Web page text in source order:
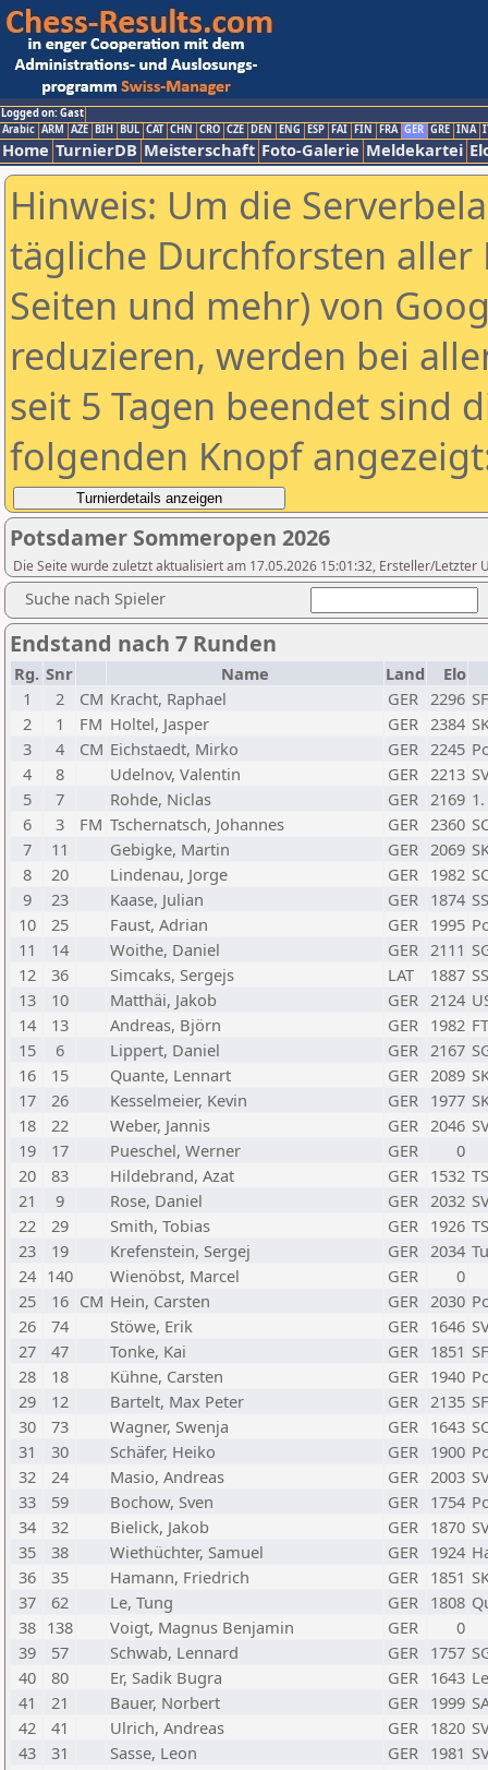
Logged on: Gast
Arabic ARM AZE BIH BUL CAT CHN CRO CZE DEN ENG ESP FAI FIN FRA GER GRE INA
Home TurnierDB Meisterschaft Foto-Galerie Meldekartei
Hinweis: Um die
tägliche Durchforsten aller
Seiten und mehr) von
reduzieren, werden bei
seit 5 Tagen beendet sind
folgenden Knopf
Potsdamer Sommeropen 2026
Die Seite wurde zuletzt aktualisiert am 17.05.2026 15:01:32, Ersteller/Letzter
Suche nach Spieler
Endstand nach 7 Runden
Rg. Snr Name Land
Elo
1
2 CM Kracht, Raphael GER 2296
2
1 FM Holtel, Jasper GER 2384
3
4 CM Eichstaedt, Mirko GER 2245
4
8 Udelnov, Valentin GER 2213
5
7 Rohde, Niclas GER 2169
6
3 FM Tschernatsch, Johannes GER 2360
7
11 Gebigke, Martin GER 2069
8
20 Lindenau, Jorge GER 1982
9
23 Kaase, Julian GER 1874
10
25 Faust, Adrian GER 1995
11
14 Woithe, Daniel GER 2111
12
36 Simcaks, Sergejs LAT 1887
13
10 Matthäi, Jakob GER 2124
14
13 Andreas, Björn GER 1982
15
6 Lippert, Daniel GER 2167
16
15 Quante, Lennart GER 2089
17
26 Kesselmeier, Kevin GER 1977
18
22 Weber, Jannis GER 2046
19
17 Pueschel, Werner GER
0
20
83 Hildebrand, Azat GER 1532
21
9 Rose, Daniel GER 2032
22
29 Smith, Tobias GER 1926
23
19 Krefenstein, Sergej GER 2034
24 140 Wienöbst, Marcel GER
0
25
16 CM Hein, Carsten GER 2030
26
74 Stöwe, Erik GER 1646
27
47 Tonke, Kai GER 1851
28
18 Kühne, Carsten GER 1940
29
12 Bartelt, Max Peter GER 2135
30
73 Wagner, Swenja GER 1643
31
30 Schäfer, Heiko GER 1900
32
24 Masio, Andreas GER 2003
33
59 Bochow, Sven GER 1754
34
32 Bielick, Jakob GER 1870
35
38 Wiethüchter, Samuel GER 1924
36
35 Hamann, Friedrich GER 1851
37
62 Le, Tung GER 1808
38 138 Voigt, Magnus Benjamin GER
0
39
57 Schwab, Lennard GER 1757
40
80 Er, Sadik Bugra GER 1643
41
21 Bauer, Norbert GER 1999
42
41 Ulrich, Andreas GER 1820
43
31 Sasse, Leon GER 1981